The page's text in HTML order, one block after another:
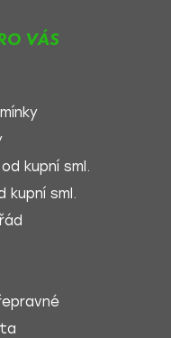
VÁS
kupní sml.
kupní sml.